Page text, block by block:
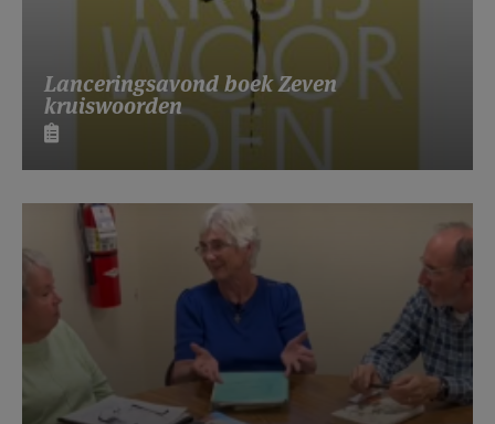
Lanceringsavond boek Zeven
kruiswoorden